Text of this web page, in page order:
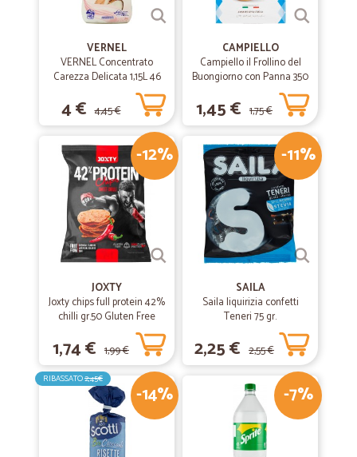
VERNEL
VERNEL Concentrato
Carezza Delicata 1,15L 46
4 € 4,45 €
CAMPIELLO
Campiello il Frollino del
Buongiorno con Panna 350
1,45 € 1,75 €
-12%
JOXTY
Joxty chips full protein 42%
chilli gr.50 Gluten Free
1,74 € 1,99 €
-11%
SAILA
Saila liquirizia confetti
Teneri 75 gr.
2,25 € 2,55 €
-14%
RIBASSATO2,45€
-7%